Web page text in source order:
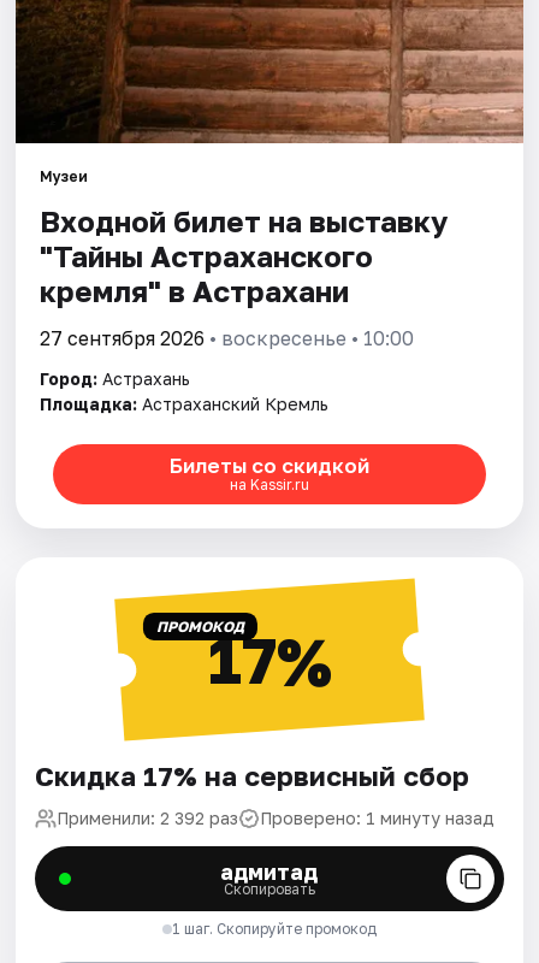
Музеи
Входной билет на выставку
"Тайны Астраханского
кремля" в Астрахани
27 сентября 2026 • воскресенье • 10:00
Город: Астрахань
Площадка: Астраханский Кремль
Билеты со скидкой
на Kassir.ru
ПРОМОКОД17%
Скидка 17% на сервисный сбор
Применили: 2 392 раз Проверено: 1 минуту назад
адмитад
Скопировать
1 шаг. Скопируйте промокод